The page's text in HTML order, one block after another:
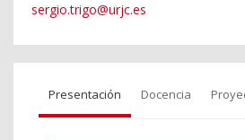
sergio.trigo@urjc.es
Presentación Docencia